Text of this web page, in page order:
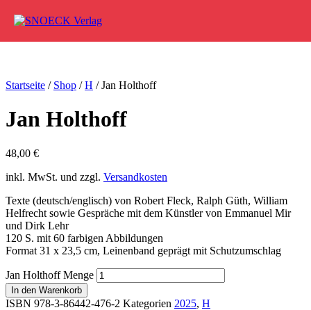
Startseite / Shop /H / Jan Holthoff
Jan Holthoff
48,00 €
inkl. MwSt. und zzgl. Versandkosten
Texte (deutsch/englisch) von Robert Fleck, Ralph Güth, William
Helfrecht sowie Gespräche mit dem Künstler von Emmanuel Mir
und Dirk Lehr
120 S. mit 60 farbigen Abbildungen
Format 31 x 23,5 cm, Leinenband geprägt mit Schutzumschlag
Jan Holthoff Menge
In den Warenkorb
ISBN 978-3-86442-476-2 Kategorien 2025, H